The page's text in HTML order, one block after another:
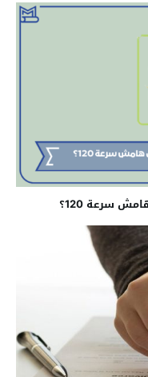
سرعة 120؟